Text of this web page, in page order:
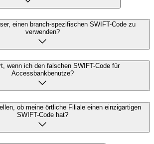
einen branch-spezifischen SWIFT-Code zu
verwenden?
wenn ich den falschen SWIFT-Code für
Accessbankbenutze?
ob meine örtliche Filiale einen einzigartigen
SWIFT-Code hat?